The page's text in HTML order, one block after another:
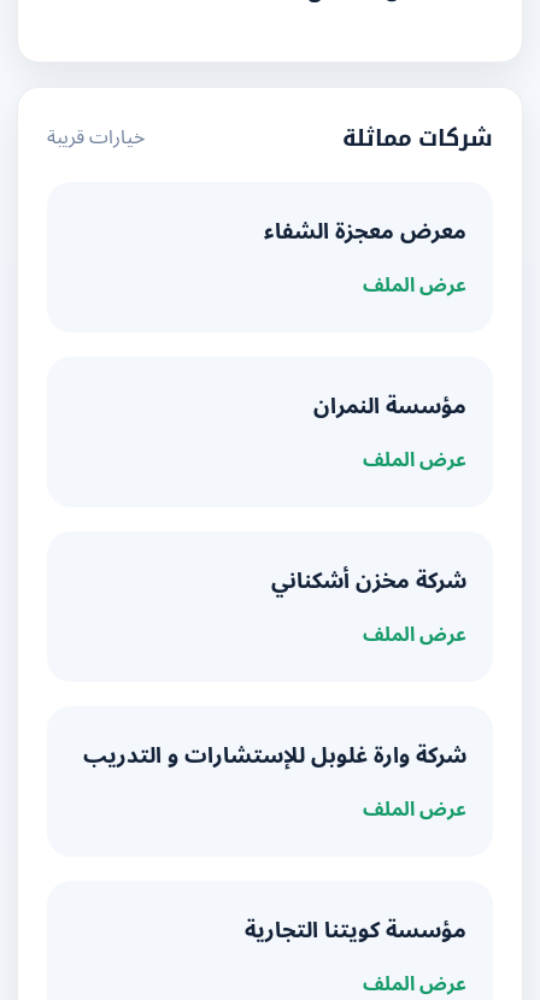
شركات مماثلة خيارات قريبة
معرض معجزة الشفاء
عرض الملف
مؤسسة النمران
عرض الملف
شركة مخزن أشكناني
عرض الملف
شركة وارة غلوبل للإستشارات و التدريب
عرض الملف
مؤسسة كويتنا التجارية
عرض الملف